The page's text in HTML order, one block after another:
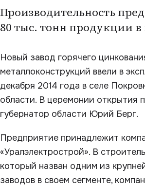
Производительность
80 тыс. тонн продукции в
Новый завод горячего
металлоконструкций ввели в
декабря 2014 года в селе
области. В церемонии открытия
губернатор области Юрий Берг.
Предприятие принадлежит
«Уралэлектрострой». В
который назван одним из
заводов в своем сегменте,